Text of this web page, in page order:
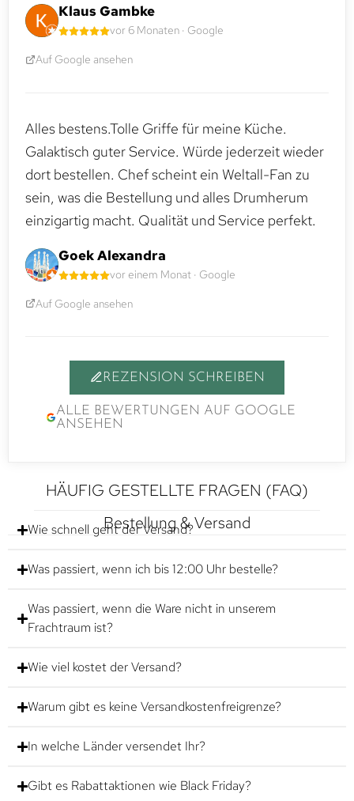
Klaus Gambke
vor 6 Monaten · Google
Auf Google ansehen
Alles bestens.Tolle Griffe für meine Küche.
Galaktisch guter Service. Würde jederzeit wieder
dort bestellen. Chef scheint ein Weltall-Fan zu
sein, was die Bestellung und alles Drumherum
einzigartig macht. Qualität und Service perfekt.
Goek Alexandra
vor einem Monat · Google
Auf Google ansehen
REZENSION SCHREIBEN
ALLE BEWERTUNGEN AUF GOOGLE
ANSEHEN
HÄUFIG GESTELLTE FRAGEN (FAQ)
Bestellung & Versand
Wie schnell geht der Versand?
Was passiert, wenn ich bis 12:00 Uhr bestelle?
Was passiert, wenn die Ware nicht in unserem
Frachtraum ist?
Wie viel kostet der Versand?
Warum gibt es keine Versandkostenfreigrenze?
In welche Länder versendet Ihr?
Gibt es Rabattaktionen wie Black Friday?